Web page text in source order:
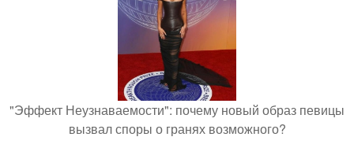
"Эффект Неузнаваемости": почему новый образ певицы
вызвал споры о гранях возможного?